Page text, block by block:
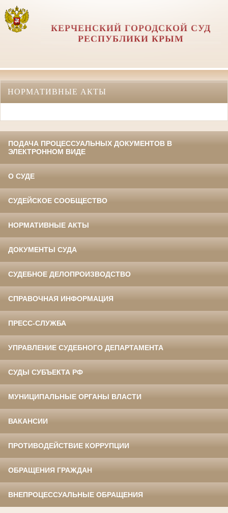
КЕРЧЕНСКИЙ ГОРОДСКОЙ СУД
РЕСПУБЛИКИ КРЫМ
НОРМАТИВНЫЕ АКТЫ
ПОДАЧА ПРОЦЕССУАЛЬНЫХ ДОКУМЕНТОВ В
ЭЛЕКТРОННОМ ВИДЕ
О СУДЕ
СУДЕЙСКОЕ СООБЩЕСТВО
НОРМАТИВНЫЕ АКТЫ
ДОКУМЕНТЫ СУДА
СУДЕБНОЕ ДЕЛОПРОИЗВОДСТВО
СПРАВОЧНАЯ ИНФОРМАЦИЯ
ПРЕСС-СЛУЖБА
УПРАВЛЕНИЕ СУДЕБНОГО ДЕПАРТАМЕНТА
СУДЫ СУБЪЕКТА РФ
МУНИЦИПАЛЬНЫЕ ОРГАНЫ ВЛАСТИ
ВАКАНСИИ
ПРОТИВОДЕЙСТВИЕ КОРРУПЦИИ
ОБРАЩЕНИЯ ГРАЖДАН
ВНЕПРОЦЕССУАЛЬНЫЕ ОБРАЩЕНИЯ